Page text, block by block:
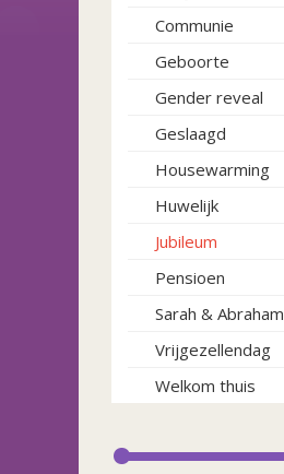
Communie
Geboorte
Gender reveal
Geslaagd
Housewarming
Huwelijk
Jubileum
Pensioen
Sarah & Abraham
Vrijgezellendag
Welkom thuis